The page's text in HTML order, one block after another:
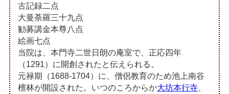
古記録二点
大曼荼羅三十九点
勧募講金本尊八点
絵画七点
当院は、本門寺二世日朗の庵室で、正応四年
（1291）に開創されたと伝えられる。
元禄期（1688-1704）に、僧侶教育のため池上南谷
檀林が開設された。いつのころからか大坊本行寺